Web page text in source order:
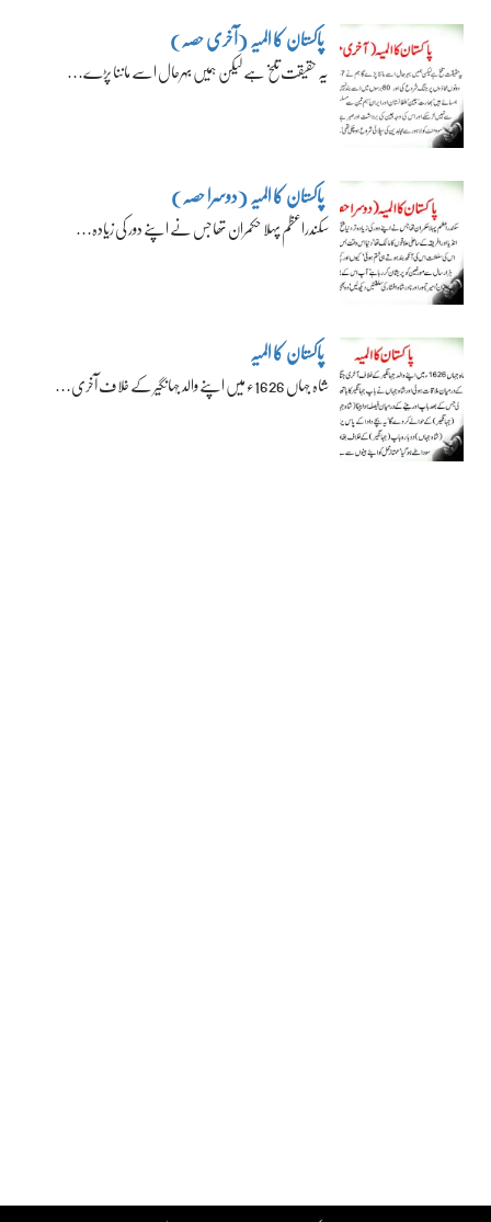
پاکستان کا المیہ (آخری حصہ)
یہ حقیقت تلخ ہے لیکن ہمیں بہرحال اسے ماننا پڑے…
پاکستان کا المیہ (دوسرا حصہ)
سکندراعظم پہلا حکمران تھا جس نے اپنے دور کی زیادہ…
پاکستان کا المیہ
شاہ جہاں 1626ء میں اپنے والد جہانگیر کے خلاف آخری…